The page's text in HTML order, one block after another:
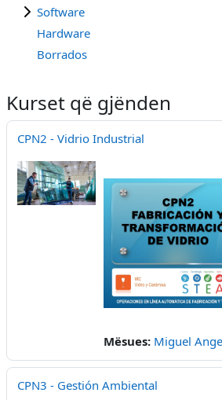
Software
Hardware
Borrados
Kurset që gjënden
CPN2 - Vidrio Industrial
Mësues: Miguel
CPN3 - Gestión Ambiental